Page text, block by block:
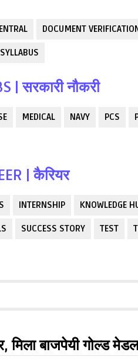
DOCUMENT
SYLLABUS
| सरकारी नौकरी
MEDICAL NAVY PCS
| कैरियर
INTERNSHIP KNOWLEDGE
SUCCESS STORY TEST
मिला बाजपेयी गोल्ड मेडल